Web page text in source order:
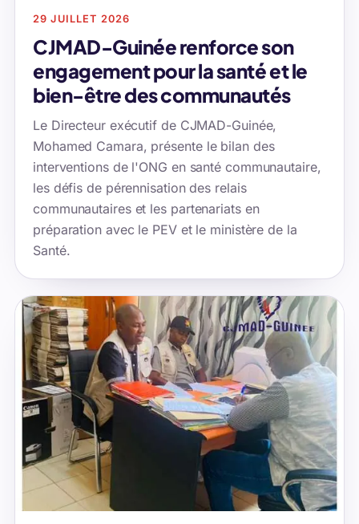
29 JUILLET 2026
CJMAD-Guinée renforce son
engagement pour la santé et le
bien-être des communautés
Le Directeur exécutif de CJMAD-Guinée,
Mohamed Camara, présente le bilan des
interventions de l'ONG en santé communautaire,
les défis de pérennisation des relais
communautaires et les partenariats en
préparation avec le PEV et le ministère de la
Santé.